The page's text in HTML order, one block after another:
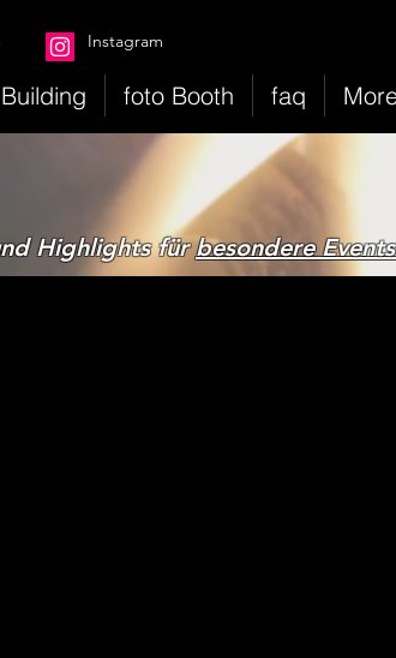
Instagram
foto Booth faq
Highlights fürbesondere